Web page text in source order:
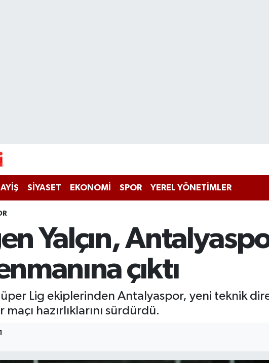
SİYASET EKONOMİ SPOR YEREL YÖNETİMLER
Yalçın,
çıktı
Lig ekiplerinden Antalyaspor, yeni teknik
hazırlıklarını sürdürdü.